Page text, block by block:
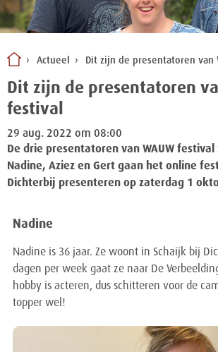
Actueel Dit zijn de presentatoren van
Dit zijn de presentatoren
festival
29 aug. 2022 om 08:00
De drie presentatoren van WAUW
Nadine, Aziez en Gert gaan het online
Dichterbij presenteren op zaterdag 1
Nadine
Nadine is 36 jaar. Ze woont in Schaijk bij
dagen per week gaat ze naar De
hobby is acteren, dus schitteren voor de
topper wel!
Wonen bij Dichterbij
Vrije dagbestedingsplekken